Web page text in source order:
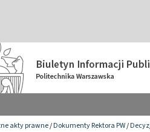
akty prawne/Dokumenty Rektora PW/